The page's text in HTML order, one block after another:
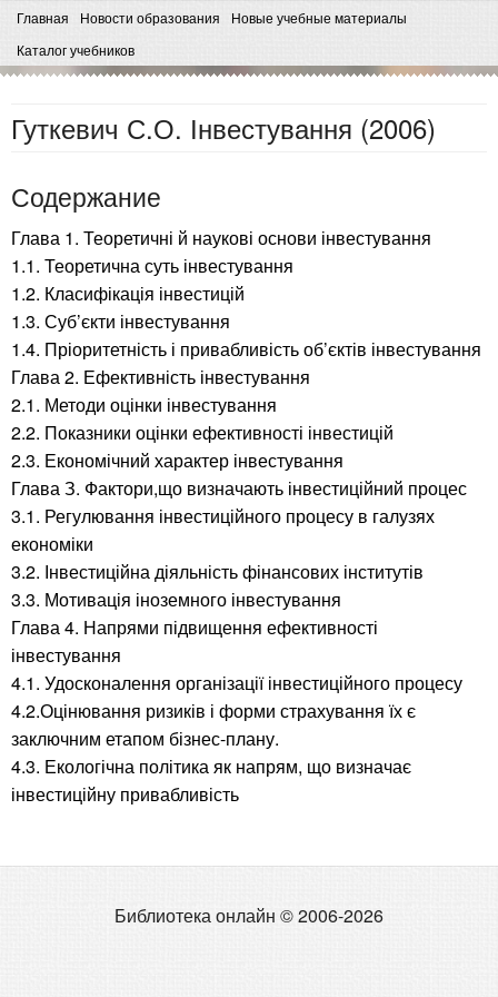
Главная Новости образования
Новые учебные материалы
Каталог учебников
Гуткевич С.О. Інвестування (2006)
Содержание
Глава 1. Теоретичні й наукові основи інвестування
1.1. Теоретична суть інвестування
1.2. Класифікація інвестицій
1.3. Суб’єкти інвестування
1.4. Пріоритетність і привабливість об’єктів інвестування
Глава 2. Ефективність інвестування
2.1. Методи оцінки інвестування
2.2. Показники оцінки ефективності інвестицій
2.3. Економічний характер інвестування
Глава З. Фактори,що визначають інвестиційний процес
3.1. Регулювання інвестиційного процесу в галузях
економіки
3.2. Інвестиційна діяльність фінансових інститутів
3.3. Мотивація іноземного інвестування
Глава 4. Напрями підвищення ефективності
інвестування
4.1. Удосконалення організації інвестиційного процесу
4.2.Оцінювання ризиків і форми страхування їх є
заключним етапом бізнес-плану.
4.3. Екологічна політика як напрям, що визначає
інвестиційну привабливість
Библиотека онлайн © 2006-2026